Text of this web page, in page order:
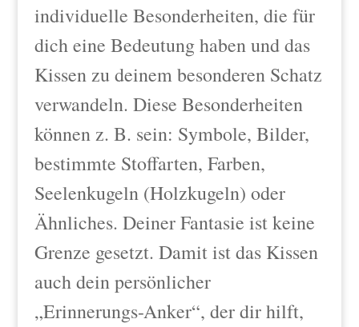
individuelle Besonderheiten, die für
dich eine Bedeutung haben und das
Kissen zu deinem besonderen Schatz
verwandeln. Diese Besonderheiten
können z. B. sein: Symbole, Bilder,
bestimmte Stoffarten, Farben,
Seelenkugeln (Holzkugeln) oder
Ähnliches. Deiner Fantasie ist keine
Grenze gesetzt. Damit ist das Kissen
auch dein persönlicher
„Erinnerungs-Anker“, der dir hilft,